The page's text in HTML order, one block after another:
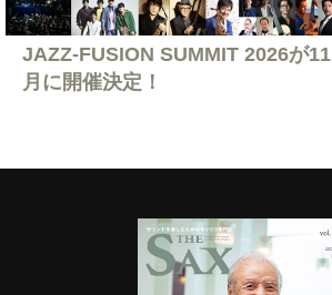
JAZZ-FUSION SUMMIT 2026が11
月に開催決定！